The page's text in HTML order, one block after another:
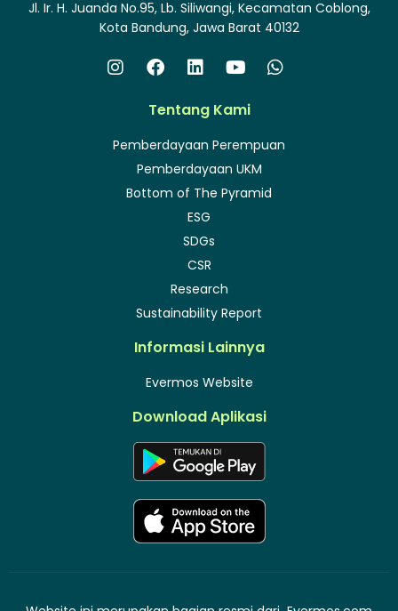
Jl. Ir. H. Juanda No.95, Lb. Siliwangi, Kecamatan Coblong,
Kota Bandung, Jawa Barat 40132
Tentang Kami
Pemberdayaan Perempuan
Pemberdayaan UKM
Bottom of The Pyramid
ESG
SDGs
CSR
Research
Sustainability Report
Informasi Lainnya
Evermos Website
Download Aplikasi